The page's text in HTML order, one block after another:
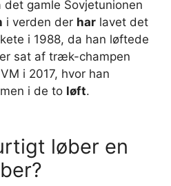
det gamle Sovjetunionen
i verden der har lavet det
i 1988, da han løftede
sat af træk-champen
i 2017, hvor han
i de to løft.
løber en